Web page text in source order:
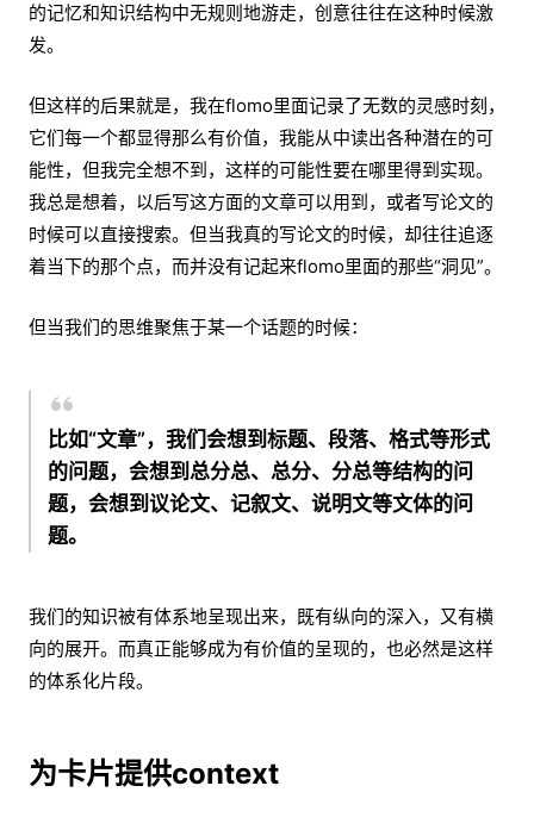
的记忆和知识结构中无规则地游走，创意往往在这种时候激
发。
但这样的后果就是，我在flomo里面记录了无数的灵感时刻，
它们每一个都显得那么有价值，我能从中读出各种潜在的可
能性，但我完全想不到，这样的可能性要在哪里得到实现。
我总是想着，以后写这方面的文章可以用到，或者写论文的
时候可以直接搜索。但当我真的写论文的时候，却往往追逐
着当下的那个点，而并没有记起来flomo里面的那些“洞见”。
但当我们的思维聚焦于某一个话题的时候：
比如“文章”，我们会想到标题、段落、格式等形式
的问题，会想到总分总、总分、分总等结构的问
题，会想到议论文、记叙文、说明文等文体的问
题。
我们的知识被有体系地呈现出来，既有纵向的深入，又有横
向的展开。而真正能够成为有价值的呈现的，也必然是这样
的体系化片段。
为卡片提供context